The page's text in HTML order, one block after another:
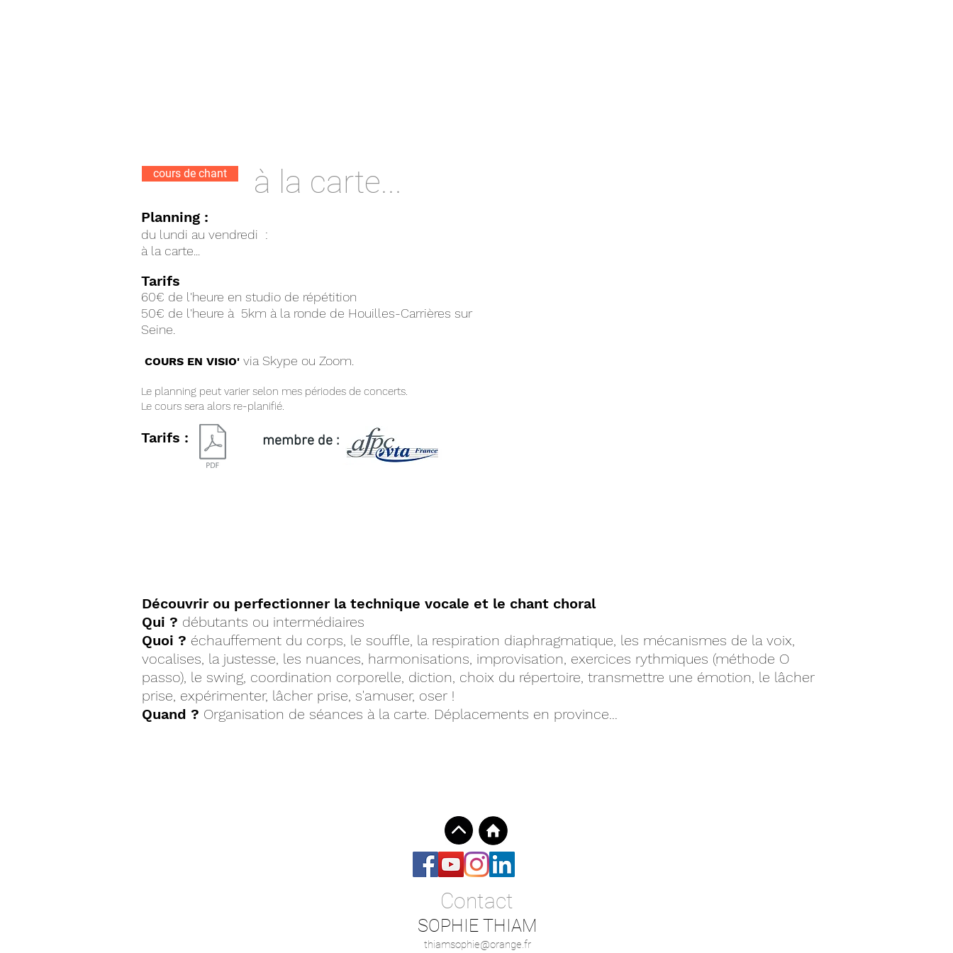
cours de chant à la carte...
Planning :
du lundi au vendredi :
à la carte...
Tarifs
60€ de l'heure en studio de répétition
50€ de l'heure à 5km à la ronde de Houilles-Carrières sur
Seine.
COURS EN VISIO' via Skype ou Zoom.
Le planning peut varier selon mes périodes de concerts.
Le cours sera alors re-planifié.
Tarifs : membre de :
Découvrir ou perfectionnerla technique vocale et le chant choral
Qui ? débutants ou intermédiaires
Quoi ? échauffement du corps, le souffle, la respiration diaphragmatique, les mécanismes de la voix,
vocalises, la justesse, les nuances, harmonisations, improvisation, exercices rythmiques (méthode O
passo), le swing, coordination corporelle, diction, choix du répertoire, transmettre une émotion, le lâcher
prise, expérimenter, lâcher prise, s'amuser, oser !
Quand ? Organisation de séances à la carte. Déplacements en province...
Contact
SOPHIE THIAM
thiamsophie@orange.fr